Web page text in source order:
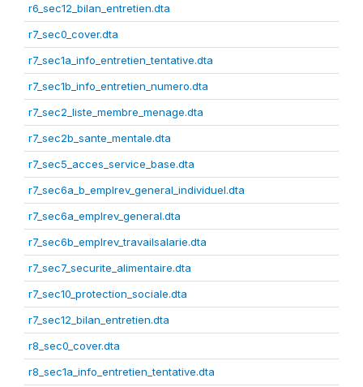
r6_sec12_bilan_entretien.dta
r7_sec0_cover.dta
r7_sec1a_info_entretien_tentative.dta
r7_sec1b_info_entretien_numero.dta
r7_sec2_liste_membre_menage.dta
r7_sec2b_sante_mentale.dta
r7_sec5_acces_service_base.dta
r7_sec6a_b_emplrev_general_individuel.dta
r7_sec6a_emplrev_general.dta
r7_sec6b_emplrev_travailsalarie.dta
r7_sec7_securite_alimentaire.dta
r7_sec10_protection_sociale.dta
r7_sec12_bilan_entretien.dta
r8_sec0_cover.dta
r8_sec1a_info_entretien_tentative.dta